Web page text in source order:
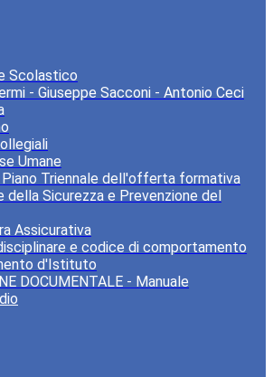
Scolastico
- Giuseppe Sacconi - Antonio Ceci
Umane
- Piano Triennale dell'offerta formativa
della Sicurezza e Prevenzione del
Assicurativa
e codice di comportamento
d'Istituto
DOCUMENTALE - Manuale